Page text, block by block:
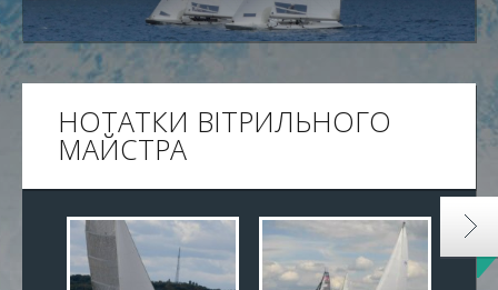
НОТАТКИ ВІТРИЛЬНОГО
МАЙСТРА